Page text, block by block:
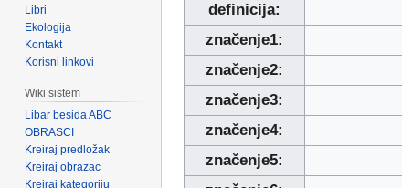
definicija:
značenje1:
značenje2:
značenje3:
značenje4:
značenje5:
Libri
Ekologija
Kontakt
Korisni linkovi
Wiki sistem
Libar besida ABC
OBRASCI
Kreiraj predložak
Kreiraj obrazac
Kreiraj kategoriju